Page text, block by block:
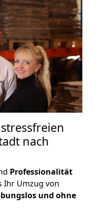
nach
Professionalität
Ihr Umzug von
und ohne